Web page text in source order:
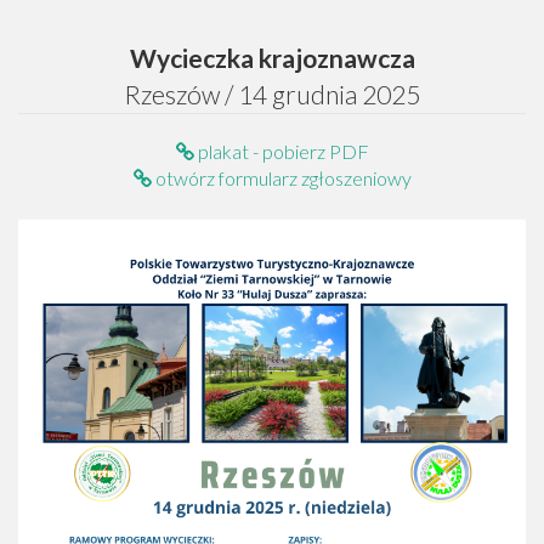
Wycieczka krajoznawcza
Rzeszów / 14 grudnia 2025
plakat - pobierz PDF
otwórz formularz zgłoszeniowy